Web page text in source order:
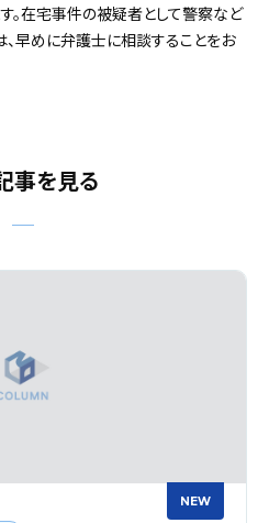
。在宅事件の被疑者として警察など
早めに弁護士に相談することをお
事を見る
NEW